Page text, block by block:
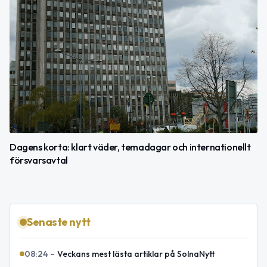
Dagens korta: klart väder, temadagar och internationellt
försvarsavtal
Senaste nytt
08:24 – Veckans mest lästa artiklar på SolnaNytt